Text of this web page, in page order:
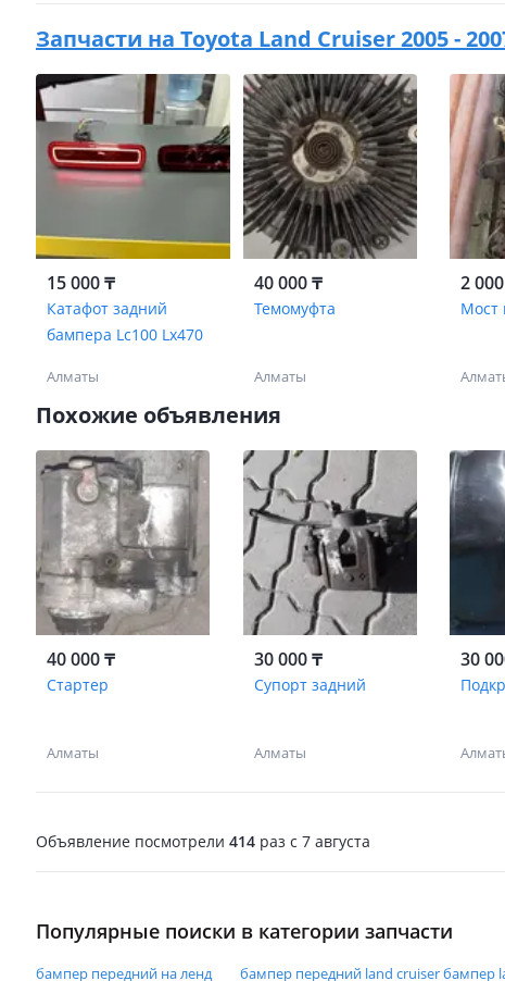
Запчасти на Toyota Land Cruiser 2005 -
15 000 ₸
Катафот задний
бампера Lc100 Lx470
Алматы
40 000 ₸
Темомуфта
Алматы
2
Мост
Похожие объявления
40 000 ₸
Стартер
Алматы
30 000 ₸
Супорт задний
Алматы
30
Объявление посмотрели 414 раз c 7 августа
Популярные поиски в категории запчасти
бампер передний на ленд бампер передний land cruiserбампер